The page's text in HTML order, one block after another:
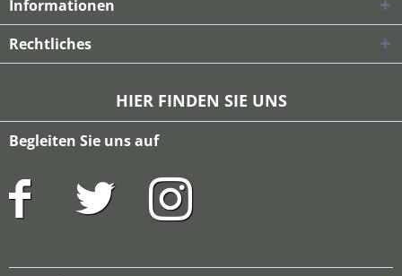
Informationen
Rechtliches
HIER FINDEN SIE UNS
Begleiten Sie uns auf